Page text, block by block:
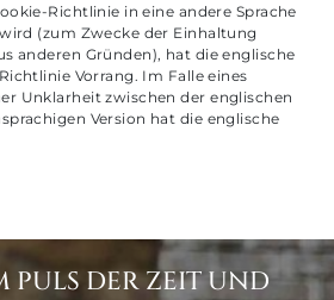
Richtlinie in eine andere Sprache
(zum Zwecke der Einhaltung
anderen Gründen), hat die englische
Vorrang. Im Falle eines
Unklarheit zwischen der englischen
Version hat die englische
PULS DER ZEIT UND